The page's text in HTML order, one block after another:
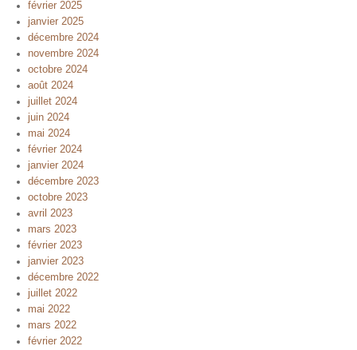
février 2025
janvier 2025
décembre 2024
novembre 2024
octobre 2024
août 2024
juillet 2024
juin 2024
mai 2024
février 2024
janvier 2024
décembre 2023
octobre 2023
avril 2023
mars 2023
février 2023
janvier 2023
décembre 2022
juillet 2022
mai 2022
mars 2022
février 2022